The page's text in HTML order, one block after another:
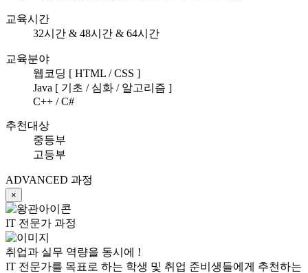
교육시간
32시간 & 48시간 & 64시간
교육분야
웹코딩 [ HTML / CSS ]
Java [ 기초 / 심화 / 알고리즘 ]
C++ / C#
추천대상
중등부
고등부
ADVANCED 과정
×
IT 전문가 과정
취업과 실무 역량을 동시에 !
IT 전문가를 목표로 하는 학생 및 취업 준비생들에게 추천하는